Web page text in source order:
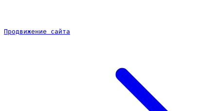
Продвижение сайта